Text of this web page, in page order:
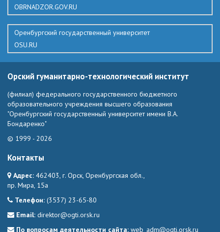
OBRNADZOR.GOV.RU
Оренбургский государственный университет
OSU.RU
Орский гуманитарно-технологический институт
(филиал) федерального государственного бюджетного
образовательного учреждения высшего образования
"Оренбургский государственный университет имени В.А.
Бондаренко"
© 1999 - 2026
Контакты
Адрес: 462403, г. Орск, Оренбургская обл.,
пр. Мира, 15а
Телефон: (3537) 23-65-80
Email: direktor@ogti.orsk.ru
По вопросам деятельности сайта: web_adm@ogti.orsk.ru